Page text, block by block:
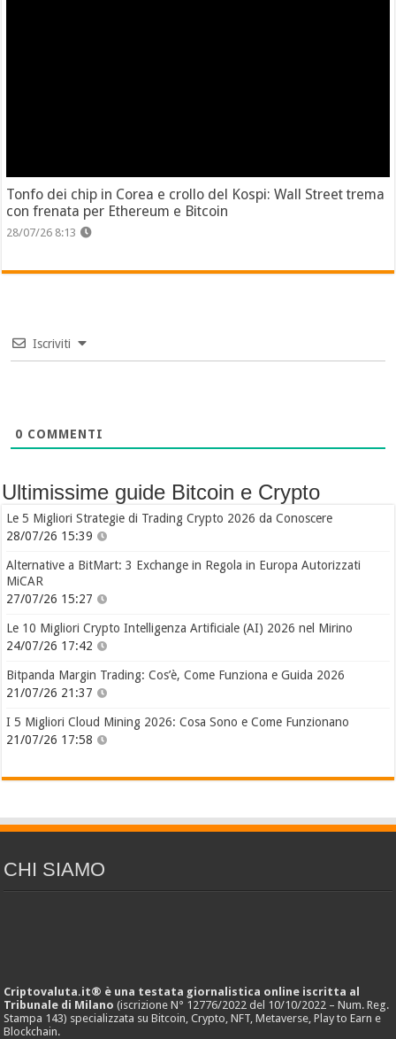
Tonfo dei chip in Corea e crollo del Kospi: Wall Street trema
con frenata per Ethereum e Bitcoin
28/07/26 8:13
Iscriviti
0 COMMENTI
Ultimissime guide Bitcoin e Crypto
Le 5 Migliori Strategie di Trading Crypto 2026 da Conoscere
28/07/26 15:39
Alternative a BitMart: 3 Exchange in Regola in Europa Autorizzati
MiCAR
27/07/26 15:27
Le 10 Migliori Crypto Intelligenza Artificiale (AI) 2026 nel Mirino
24/07/26 17:42
Bitpanda Margin Trading: Cos’è, Come Funziona e Guida 2026
21/07/26 21:37
I 5 Migliori Cloud Mining 2026: Cosa Sono e Come Funzionano
21/07/26 17:58
CHI SIAMO
Criptovaluta.it® è una testata giornalistica online iscritta al
Tribunale di Milano (iscrizione N° 12776/2022 del 10/10/2022 – Num. Reg.
Stampa 143) specializzata su Bitcoin, Crypto, NFT, Metaverse, Play to Earn e
Blockchain.